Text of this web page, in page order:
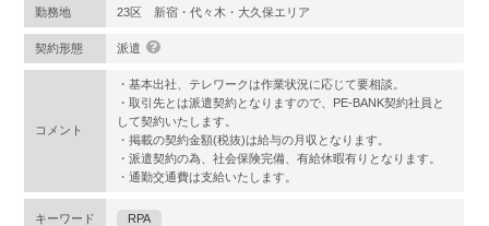
勤務地 23区 新宿・代々木・大久保エリア
契約形態 派遣
コメント
・基本出社、テレワークは作業状況に応じて要相談。
・取引先とは派遣契約となりますので、PE-BANK契約社員と
して契約いたします。
・掲載の契約金額(税抜)は給与の月収となります。
・派遣契約の為、社会保険完備、有給休暇有りとなります。
・通勤交通費は支給いたします。
キーワード RPA